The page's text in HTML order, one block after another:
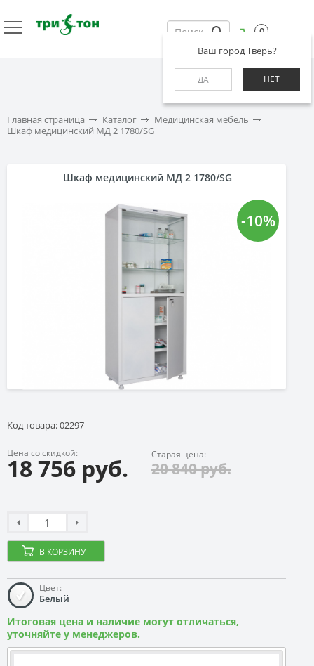
Ваш город Тверь?
ДА НЕТ
0
Главная страница Каталог
Медицинская мебель
Шкаф медицинский МД 2 1780/SG
Шкаф медицинский МД 2 1780/SG
-10%
Код товара: 02297
Цена со скидкой:
18 756 руб. Старая цена:
20 840 руб.
В КОРЗИНУ
Цвет:
Белый
Итоговая цена и наличие могут отличаться,
уточняйте у менеджеров.